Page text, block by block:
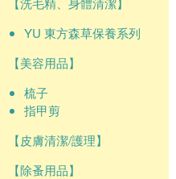
YU 東方森草保養系列
【美容用品】
梳子
指甲剪
【皮膚清潔/護理】
【除蚤用品】